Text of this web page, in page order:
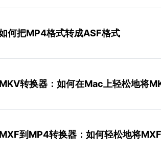
何把MP4格式转成ASF格式
MKV转换器：如何在Mac上轻松地将
MXF到MP4转换器：如何轻松地将